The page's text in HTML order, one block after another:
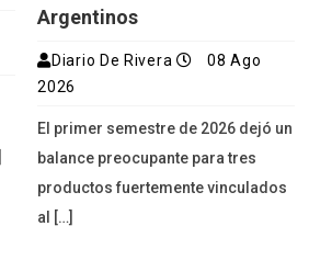
Argentinos
Diario De Rivera
08 Ago
2026
El primer semestre de 2026 dejó un
balance preocupante para tres
productos fuertemente vinculados
al […]